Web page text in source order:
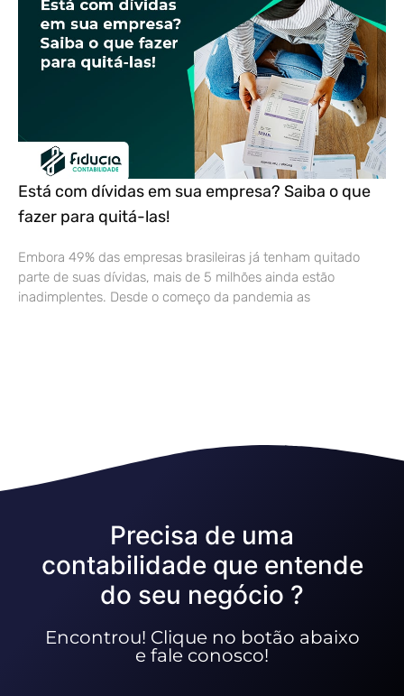
Está com dívidas em sua empresa? Saiba o que
fazer para quitá-las!
Embora 49% das empresas brasileiras já tenham quitado
parte de suas dívidas, mais de 5 milhões ainda estão
inadimplentes. Desde o começo da pandemia as
Precisa de uma
contabilidade que entende
do seu negócio ?
Encontrou! Clique no botão abaixo
e fale conosco!